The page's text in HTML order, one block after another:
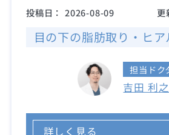
投稿日： 2026-08-09 更
目の下の脂肪取り・ヒ
担当ドク
吉田 利
詳しく見る